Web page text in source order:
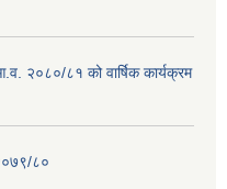
२०८०/८१ को वार्षिक कार्यक्रम
८०